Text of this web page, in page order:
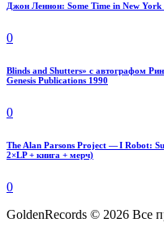
Джон Леннон: Some Time in New York
0
Blinds and Shutters» с автографом
Genesis Publications 1990
0
The Alan Parsons Project — I Robot:
2×LP + книга + мерч)
0
GoldenRecords © 2026 Все